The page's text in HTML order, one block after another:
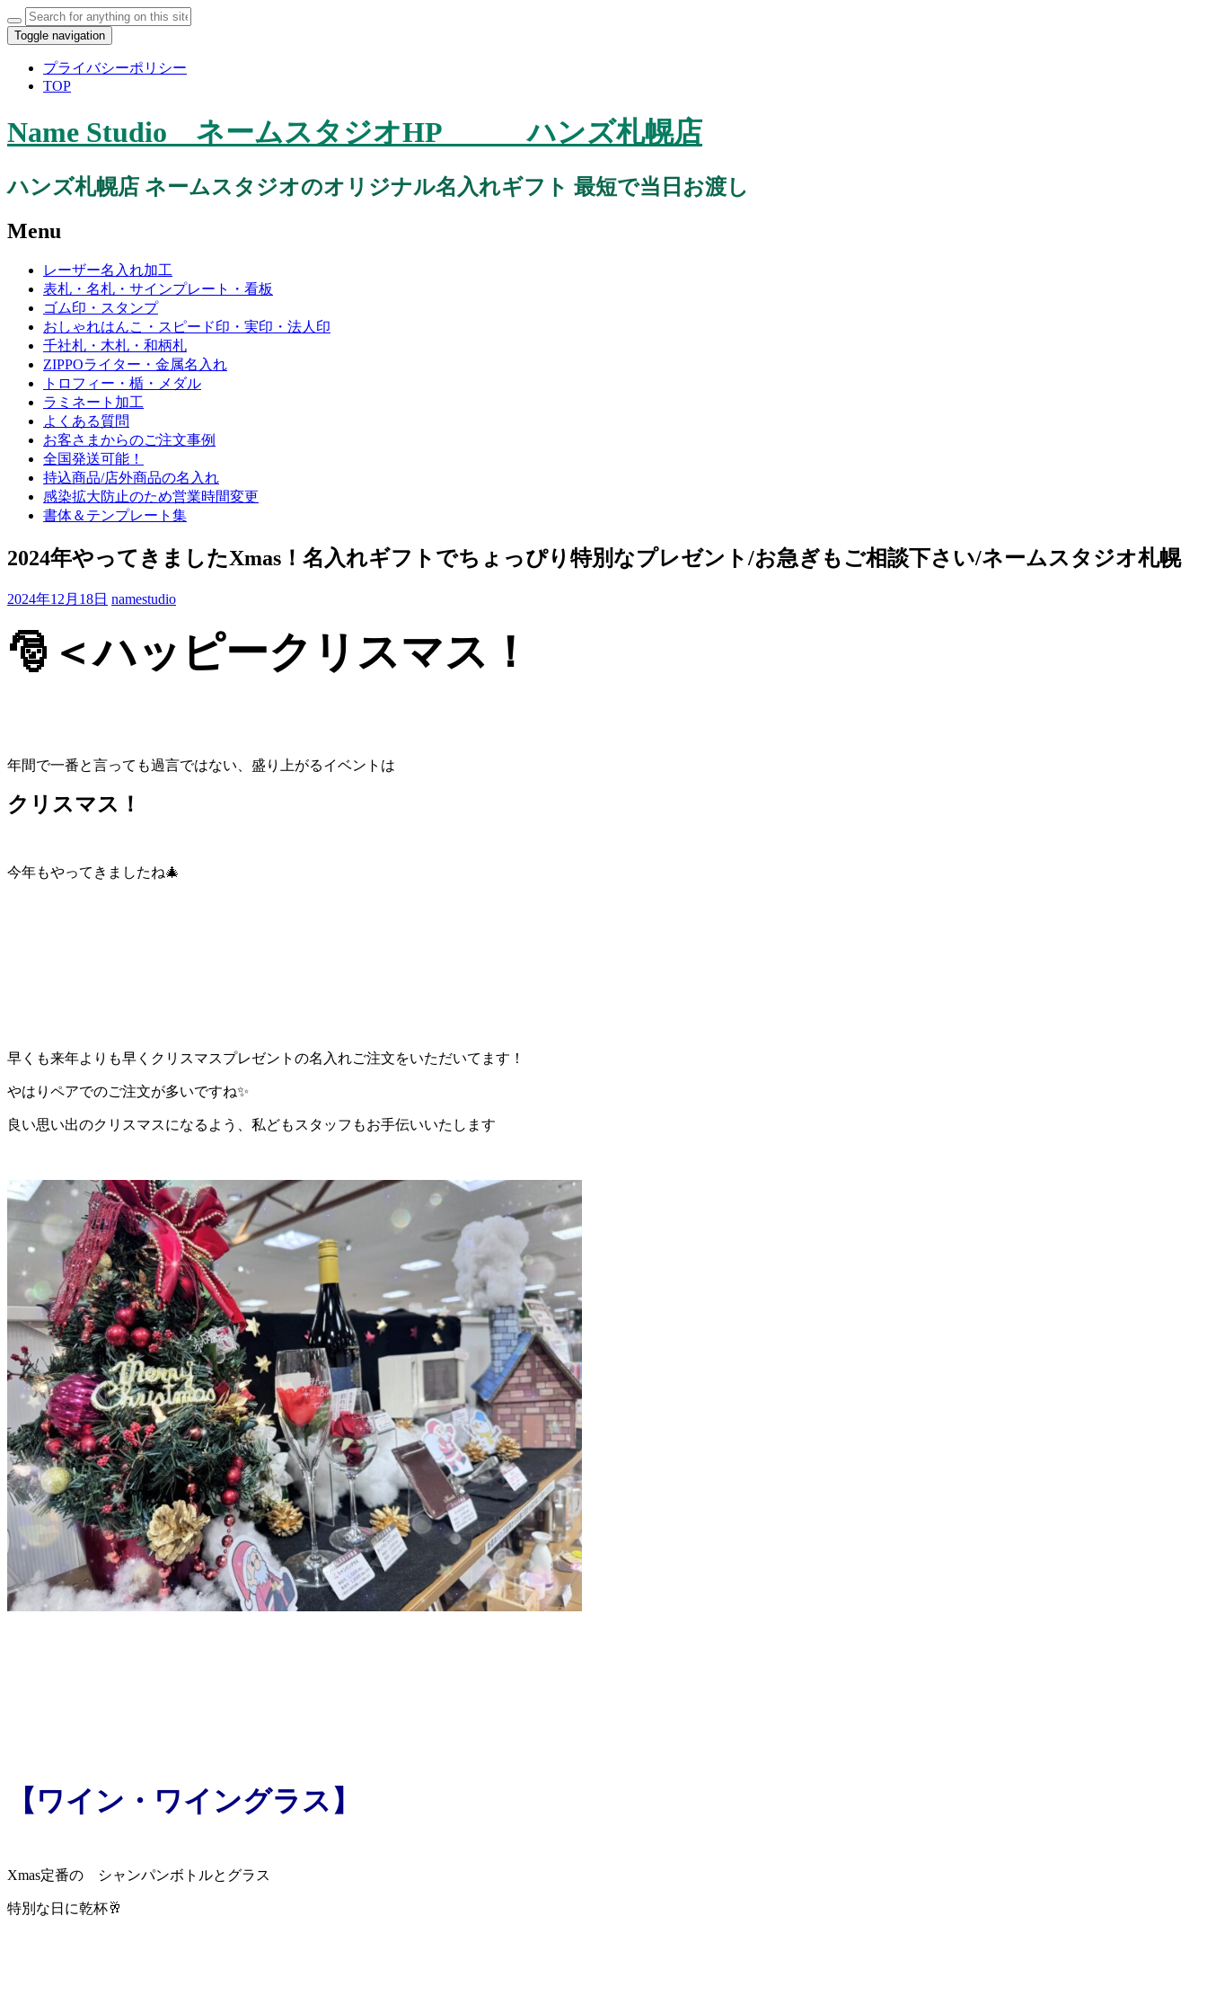
Toggle navigation
プライバシーポリシー
TOP
Name Studio ネームスタジオHP ハンズ札幌店
ハンズ札幌店 ネームスタジオのオリジナル名入れギフト 最短で当日お渡し
Menu
レーザー名入れ加工
表札・名札・サインプレート・看板
ゴム印・スタンプ
おしゃれはんこ・スピード印・実印・法人印
千社札・木札・和柄札
ZIPPOライター・金属名入れ
トロフィー・楯・メダル
ラミネート加工
よくある質問
お客さまからのご注文事例
全国発送可能！
持込商品/店外商品の名入れ
感染拡大防止のため営業時間変更
書体＆テンプレート集
2024年やってきましたXmas！名入れギフトでちょっぴり特別なプレゼント/お急ぎもご相談下さい/ネームスタジオ札幌
2024年12月18日 namestudio
🎅＜ハッピークリスマス！
年間で一番と言っても過言ではない、盛り上がるイベントは
クリスマス！
今年もやってきましたね🎄
早くも来年よりも早くクリスマスプレゼントの名入れご注文をいただいてます！
やはりペアでのご注文が多いですね✨
良い思い出のクリスマスになるよう、私どもスタッフもお手伝いいたします
【ワイン・ワイングラス】
Xmas定番の シャンパンボトルとグラス
特別な日に乾杯🥂